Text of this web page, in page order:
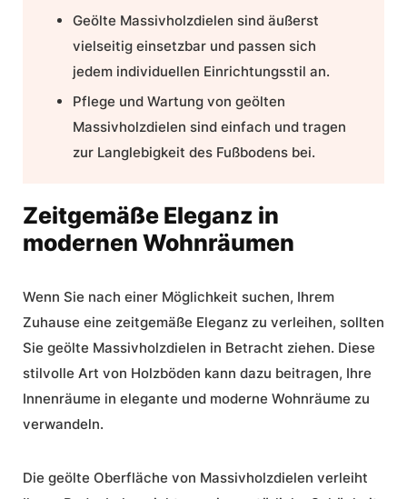
Geölte Massivholzdielen sind äußerst
vielseitig einsetzbar und passen sich
jedem individuellen Einrichtungsstil an.
Pflege und Wartung von geölten
Massivholzdielen sind einfach und tragen
zur Langlebigkeit des Fußbodens bei.
Zeitgemäße Eleganz in
modernen Wohnräumen
Wenn Sie nach einer Möglichkeit suchen, Ihrem
Zuhause eine zeitgemäße Eleganz zu verleihen, sollten
Sie geölte Massivholzdielen in Betracht ziehen. Diese
stilvolle Art von Holzböden kann dazu beitragen, Ihre
Innenräume in elegante und moderne Wohnräume zu
verwandeln.
Die geölte Oberfläche von Massivholzdielen verleiht